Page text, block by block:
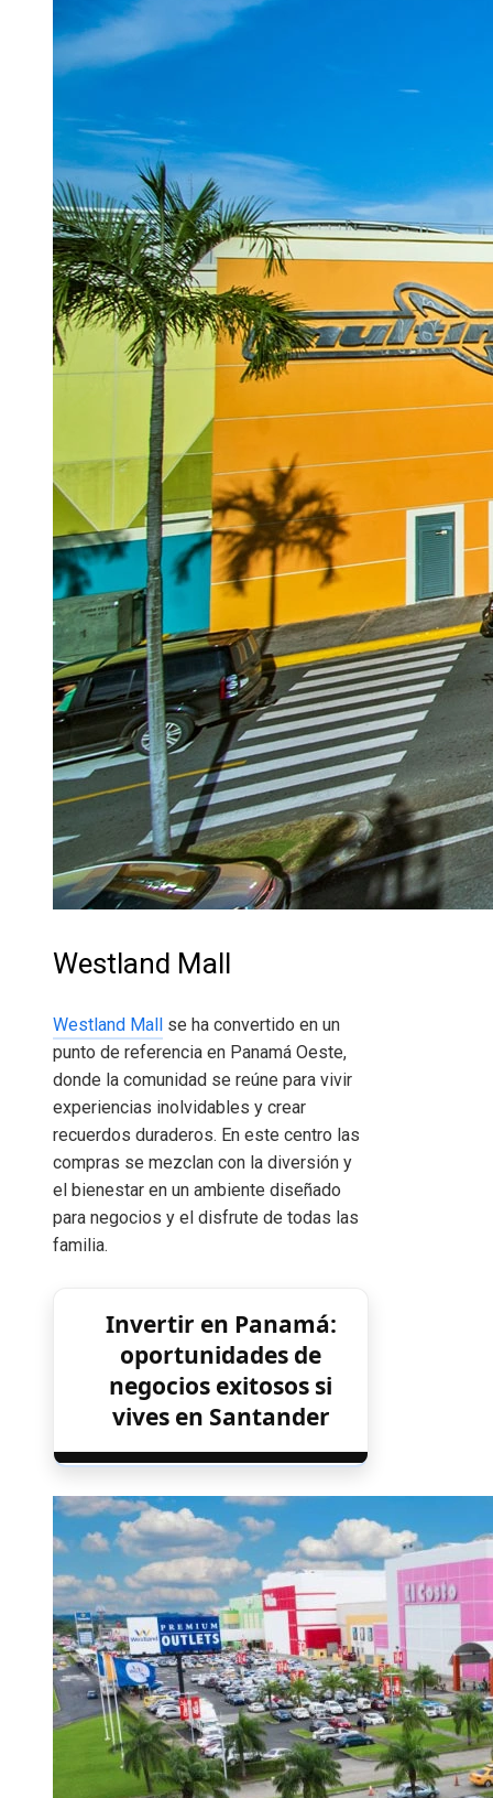
Westland Mall
Westland Mall
se ha convertido en un
punto de referencia en Panamá Oeste,
donde la comunidad se reúne para vivir
experiencias inolvidables y crear
recuerdos duraderos. En este centro las
compras se mezclan con la diversión y
el bienestar en un ambiente diseñado
para negocios y el disfrute de todas las
familia.
Invertir en Panamá:
oportunidades de
negocios exitosos si
vives en Santander